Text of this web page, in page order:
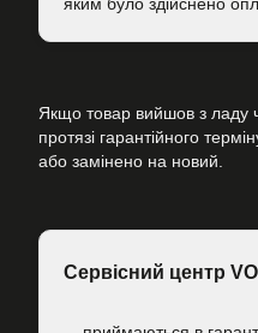
Якщо товар вийшов з ладу
протязі гарантійного
або замінено на новий.
Сервісний центр